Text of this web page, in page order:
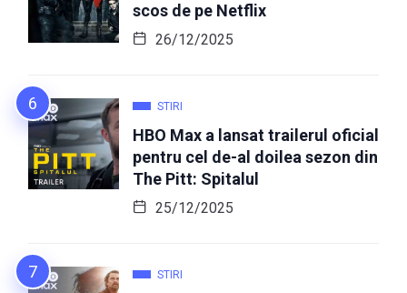
scos de pe Netflix
26/12/2025
STIRI
HBO Max a lansat trailerul oficial
pentru cel de-al doilea sezon din
The Pitt: Spitalul
25/12/2025
STIRI